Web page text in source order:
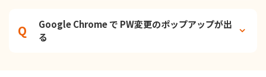
Google Chrome で PW変更のポップアップが出
る